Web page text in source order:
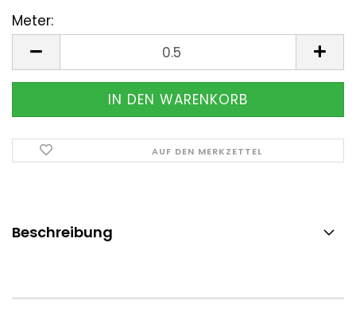
Meter:
AUF DEN MERKZETTEL
Beschreibung